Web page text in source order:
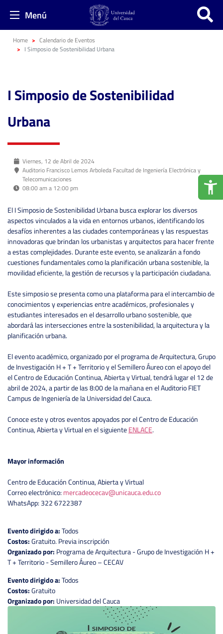
Menú
Home
Calendario de Eventos
I Simposio de Sostenibilidad Urbana
I Simposio de Sostenibilidad
Urbana
Viernes, 12 de Abril de 2024
Auditorio Francisco Lemos Arboleda Facultad de Ingeniería Electrónica y
Telecomunicaciones
08:00 am a 12:00 pm
El I Simposio de Sostenibilidad Urbana busca explorar los diversos
aspectos vinculados a la vida en entornos urbanos, identificando los
desafíos inherentes a las ciudades contemporáneas y las respuestas
innovadoras que brindan los urbanistas y arquitectos para hacer frente
a estas complejidades. Durante este evento, se analizarán a fondo
cuestiones fundamentales como la planificación urbana sostenible, la
movilidad eficiente, la gestión de recursos y la participación ciudadana.
Este simposio se presenta como una plataforma para el intercambio de
conocimientos y experiencias entre académicos, profesionales y
estudiantes interesados en el desarrollo urbano sostenible, que
abordará las intersecciones entre la sostenibilidad, la arquitectura y la
planificación urbana.
El evento académico, organizado por el programa de Arquitectura, Grupo
de Investigación H + T + Territorio y el Semillero Áureo con el apoyo del
el Centro de Educación Continua, Abierta y Virtual, tendrá lugar el 12 de
abril de 2024, a partir de las 8:00 de la mañana en el Auditorio FIET
Campus de Ingeniería de la Universidad del Cauca.
Conoce este y otros eventos apoyados por el Centro de Educación
Continua, Abierta y Virtual en el siguienteENLACE.
Mayor información
Centro de Educación Continua, Abierta y Virtual
Correo electrónico:mercadeocecav@unicauca.edu.co
WhatsApp: 322 6722387
Evento dirigido a:Todos
Costos:Gratuito. Previa inscripción
Organizado por: Programa de Arquitectura - Grupo de Investigación H +
T + Territorio - Semillero Áureo – CECAV
Evento dirigido a:Todos
Costos:Gratuito
Organizado por: Universidad del Cauca